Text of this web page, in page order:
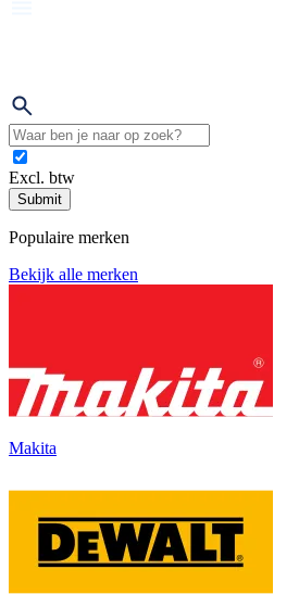
Excl. btw
Submit
Populaire merken
Bekijk alle merken
Makita